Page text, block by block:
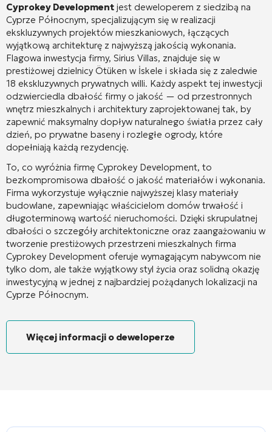
Cyprokey Development jest deweloperem z siedzibą na
Cyprze Północnym, specjalizującym się w realizacji
ekskluzywnych projektów mieszkaniowych, łączących
wyjątkową architekturę z najwyższą jakością wykonania.
Flagowa inwestycja firmy, Sirius Villas, znajduje się w
prestiżowej dzielnicy Ötüken w İskele i składa się z zaledwie
18 ekskluzywnych prywatnych willi. Każdy aspekt tej inwestycji
odzwierciedla dbałość firmy o jakość — od przestronnych
wnętrz mieszkalnych i architektury zaprojektowanej tak, by
zapewnić maksymalny dopływ naturalnego światła przez cały
dzień, po prywatne baseny i rozległe ogrody, które
dopełniają każdą rezydencję.
To, co wyróżnia firmę Cyprokey Development, to
bezkompromisowa dbałość o jakość materiałów i wykonania.
Firma wykorzystuje wyłącznie najwyższej klasy materiały
budowlane, zapewniając właścicielom domów trwałość i
długoterminową wartość nieruchomości. Dzięki skrupulatnej
dbałości o szczegóły architektoniczne oraz zaangażowaniu w
tworzenie prestiżowych przestrzeni mieszkalnych firma
Cyprokey Development oferuje wymagającym nabywcom nie
tylko dom, ale także wyjątkowy styl życia oraz solidną okazję
inwestycyjną w jednej z najbardziej pożądanych lokalizacji na
Cyprze Północnym.
Więcej informacji o deweloperze